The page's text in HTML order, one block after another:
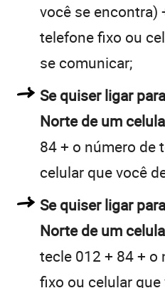
você se encontra)
telefone fixo ou
se comunicar;
Se quiser ligar
Norte de um
84 + o número de
celular que você
Se quiser ligar
Norte de um
tecle 012 + 84 + o
fixo ou celular